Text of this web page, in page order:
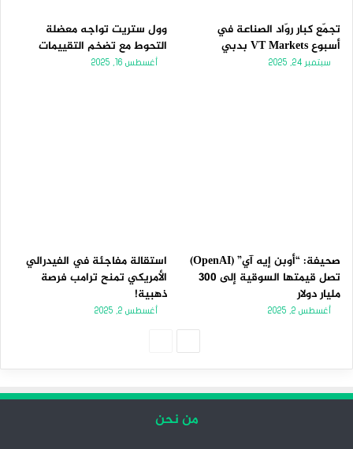
تجمّع كبار روّاد الصناعة في
أسبوع VT Markets بدبي
سبتمبر 24, 2025
وول ستريت تواجه معضلة
التحوط مع تضخم التقييمات
أغسطس 16, 2025
صحيفة: “أوبن إيه آي” (OpenAI)
تصل قيمتها السوقية إلى 300
مليار دولار
أغسطس 2, 2025
استقالة مفاجئة في الفيدرالي
الأمريكي تمنح ترامب فرصة
ذهبية!
أغسطس 2, 2025
من نحن